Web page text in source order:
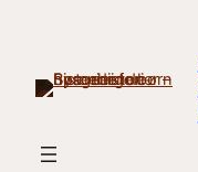
content